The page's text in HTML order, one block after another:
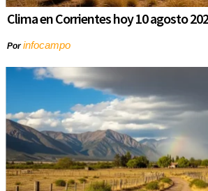
Clima en Corrientes hoy 10 agosto
Porinfocampo